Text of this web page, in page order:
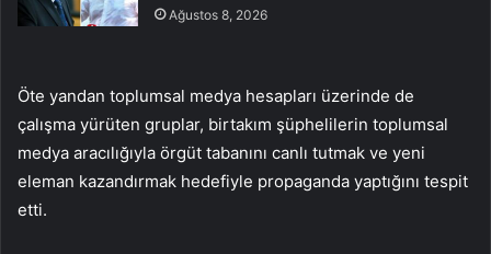
Ağustos 8, 2026
Öte yandan toplumsal medya hesapları üzerinde de
çalışma yürüten gruplar, birtakım şüphelilerin toplumsal
medya aracılığıyla örgüt tabanını canlı tutmak ve yeni
eleman kazandırmak hedefiyle propaganda yaptığını tespit
etti.